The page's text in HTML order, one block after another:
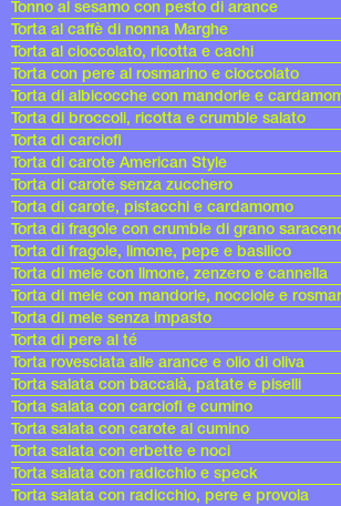
Tonno al sesamo con pesto di arance
Torta al caffè di nonna Marghe
Torta al cioccolato, ricotta e cachi
Torta con pere al rosmarino e cioccolato
Torta di albicocche con mandorle e
Torta di broccoli, ricotta e crumble salato
Torta di carciofi
Torta di carote American Style
Torta di carote senza zucchero
Torta di carote, pistacchi e cardamomo
Torta di fragole con crumble di grano
Torta di fragole, limone, pepe e basilico
Torta di mele con limone, zenzero e cannella
Torta di mele con mandorle, nocciole e
Torta di mele senza impasto
Torta di pere al té
Torta rovesciata alle arance e olio di oliva
Torta salata con baccalà, patate e piselli
Torta salata con carciofi e cumino
Torta salata con carote al cumino
Torta salata con erbette e noci
Torta salata con radicchio e speck
Torta salata con radicchio, pere e provola